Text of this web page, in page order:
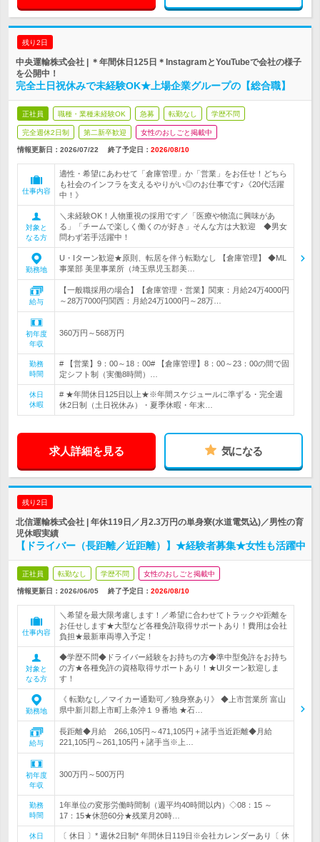
残り2日
中央運輸株式会社 | ＊年間休日125日＊InstagramとYouTubeで会社の様子
を公開中！
完全土日祝休みで未経験OK★上場企業グループの【総合職】
正社員 職種・業種未経験OK 急募 転勤なし 学歴不問
完全週休2日制 第二新卒歓迎 女性のおしごと掲載中
情報更新日：2026/07/22 終了予定日： 2026/08/10
仕事内容
適性・希望にあわせて「倉庫管理」か「営業」をお任せ！どちら
も社会のインフラを支えるやりがい◎のお仕事です♪《20代活躍
中！》
対象と
なる方
＼未経験OK！人物重視の採用です／「医療や物流に興味があ
る」「チームで楽しく働くのが好き」そんな方は大歓迎 ◆男女
問わず若手活躍中！
勤務地
U・Iターン歓迎★原則、転居を伴う転勤なし 【倉庫管理】 ◆ML
事業部 美里事業所（埼玉県児玉郡美…
給与
【一般職採用の場合】【倉庫管理・営業】関東：月給24万4000円
～28万7000円関西：月給24万1000円～28万…
初年度
年収
360万円～568万円
勤務
時間
# 【営業】9：00～18：00# 【倉庫管理】8：00～23：00の間で固
定シフト制（実働8時間）…
休日
休暇
# ★年間休日125日以上★※年間スケジュールに準ずる・完全週
休2日制（土日祝休み）・夏季休暇・年末…
求人詳細を見る 気になる
残り2日
北信運輸株式会社 | 年休119日／月2.3万円の単身寮(水道電気込)／男性の育
児休暇実績
【ドライバー（長距離／近距離）】★経験者募集★女性も活躍中
正社員 転勤なし 学歴不問 女性のおしごと掲載中
情報更新日：2026/06/05 終了予定日： 2026/08/10
仕事内容
＼希望を最大限考慮します！／希望に合わせてトラックや距離を
お任せします★大型など各種免許取得サポートあり！費用は会社
負担★最新車両導入予定！
対象と
なる方
◆学歴不問◆ドライバー経験をお持ちの方◆準中型免許をお持ち
の方★各種免許の資格取得サポートあり！★UIターン歓迎しま
す！
勤務地
《 転勤なし／マイカー通勤可／独身寮あり》 ◆上市営業所 富山
県中新川郡上市町上条沖１９番地 ★石…
給与
長距離◆月給 266,105円～471,105円＋諸手当近距離◆月給
221,105円～261,105円＋諸手当※上…
初年度
年収
300万円～500万円
勤務
時間
1年単位の変形労働時間制（週平均40時間以内）◇08：15 ～
17：15★休憩60分★残業月20時…
休日 〔 休日 〕* 週休2日制* 年間休日119日※会社カレンダーあり〔 休